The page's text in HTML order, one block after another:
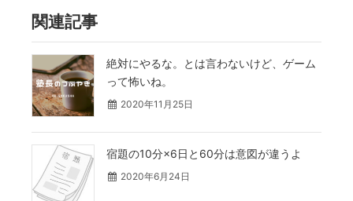
関連記事
絶対にやるな。とは言わないけど、ゲーム
って怖いね。
2020年11月25日
宿題の10分×6日と60分は意図が違うよ
2020年6月24日